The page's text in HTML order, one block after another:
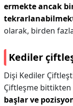
ermekte ancak
olarak, birden
Kediler
Dişi Kediler
Çiftleşme bittikten
başlar ve